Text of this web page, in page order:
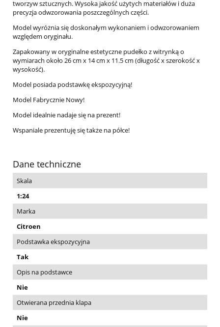
tworzyw sztucznych. Wysoka jakość użytych materiałów i duża
precyzja odwzorowania poszczególnych części.
Model wyróżnia się doskonałym wykonaniem i odwzorowaniem
względem oryginału.
Zapakowany w oryginalne estetyczne pudełko z witrynką o
wymiarach około 26 cm x 14 cm x 11.5 cm (długość x szerokość x
wysokość).
Model posiada podstawkę ekspozycyjną!
Model Fabrycznie Nowy!
Model idealnie nadaje się na prezent!
Wspaniale prezentuję się także na półce!
Dane techniczne
Skala
1:24
Marka
Citroen
Podstawka ekspozycyjna
Tak
Opis na podstawce
Nie
Otwierana przednia klapa
Nie